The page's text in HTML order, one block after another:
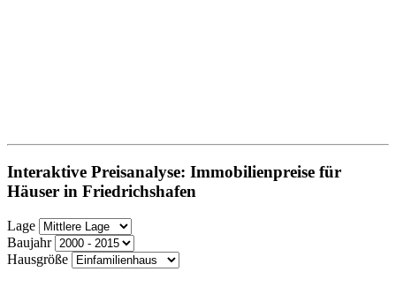
Interaktive Preisanalyse: Immobilienpreise für
Häuser in Friedrichshafen
Lage
Baujahr
Hausgröße